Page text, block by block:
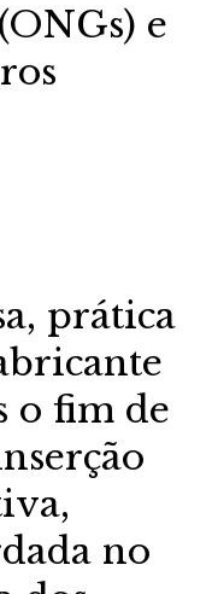
e
prática
o fim de
no